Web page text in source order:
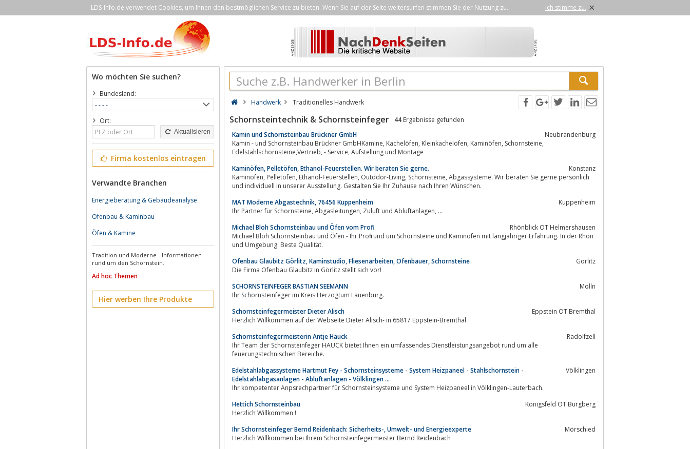
LDS-Info.de verwendet Cookies, um Ihnen den bestmöglichen Service zu bieten. Wenn Sie auf der Seite weitersurfen stimmen Sie der Nutzung zu. Ich stimme zu. ×
Wo möchten Sie suchen?
Bundesland:
Ort:
Aktualisieren
Firma kostenlos eintragen
Verwandte Branchen
Energieberatung & Gebäudeanalyse
Ofenbau & Kaminbau
Öfen & Kamine
Tradition und Moderne - Informationen
rund um den Schornstein.
Ad hoc Themen
Hier werben Ihre Produkte
Handwerk Traditionelles Handwerk
Schornsteintechnik & Schornsteinfeger 44 Ergebnisse gefunden
Kamin und Schornsteinbau Brückner GmbH
Neubrandenburg
Kamin - und Schornsteinbau Brückner GmbHKamine, Kachelöfen, Kleinkachelöfen, Kaminöfen, Schornsteine,
Edelstahlschornsteine,Vertrieb, - Service, Aufstellung und Montage
Kaminöfen, Pelletöfen, Ethanol-Feuerstellen. Wir beraten Sie gerne.
Konstanz
Kaminöfen, Pelletöfen, Ethanol-Feuerstellen, Outddor-Living, Schornsteine, Abgassysteme. Wir beraten Sie gerne persönlich
und individuell in unserer Ausstellung. Gestalten Sie Ihr Zuhause nach Ihren Wünschen.
MAT Moderne Abgastechnik, 76456 Kuppenheim
Kuppenheim
Ihr Partner für Schornsteine, Abgasleitungen, Zuluft und Abluftanlagen, ...
Michael Bloh Schornsteinbau und Öfen vom Profi
Rhönblick OT Helmershausen
Michael Bloh Schornsteinbau und Öfen - Ihr Profi rund um Schornsteine und Kaminöfen mit langjähriger Erfahrung. In der Rhön
und Umgebung. Beste Qualität.
Ofenbau Glaubitz Görlitz, Kaminstudio, Fliesenarbeiten, Ofenbauer, Schornsteine
Görlitz
Die Firma Ofenbau Glaubitz in Görlitz stellt sich vor!
SCHORNSTEINFEGER BASTIAN SEEMANN
Mölln
Ihr Schornsteinfeger im Kreis Herzogtum Lauenburg.
Schornsteinfegermeister Dieter Alisch
Eppstein OT Bremthal
Herzlich Willkommen auf der Webseite Dieter Alisch- in 65817 Eppstein-Bremthal
Schornsteinfegermeisterin Antje Hauck
Radolfzell
Ihr Team der Schornsteinfeger HAUCK bietet Ihnen ein umfassendes Dienstleistungsangebot rund um alle
feuerungstechnischen Bereiche.
Edelstahlabgassysteme Hartmut Fey - Schornsteinsysteme - System Heizpaneel - Stahlschornstein -
Edelstahlabgasanlagen - Abluftanlagen - Völklingen ...
Völklingen
Ihr kompetenter Anpsrechpartner für Schornsteinsysteme und System Heizpaneel in Völklingen-Lauterbach.
Hettich Schornsteinbau
Königsfeld OT Burgberg
Herzlich Willkommen !
Ihr Schornsteinfeger Bernd Reidenbach: Sicherheits-, Umwelt- und Energieexperte
Mörschied
Herzlich Willkommen bei Ihrem Schornsteinfegermeister Bernd Reidenbach